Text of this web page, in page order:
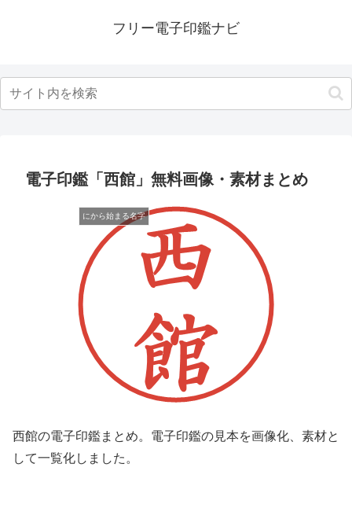
フリー電子印鑑ナビ
電子印鑑「西館」無料画像・素材まとめ
にから始まる名字
西館の電子印鑑まとめ。電子印鑑の見本を画像化、素材と
して一覧化しました。